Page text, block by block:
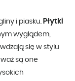
i piasku. Płytki
wyglądem,
się w stylu
są one